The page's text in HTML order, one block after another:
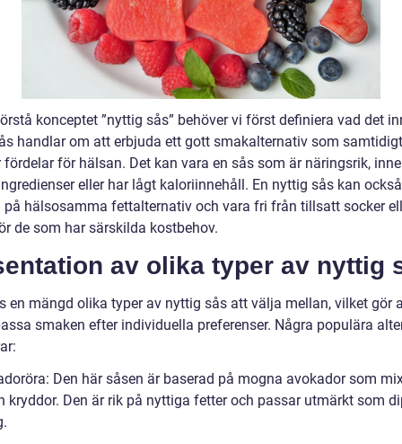
konceptet ”nyttig sås” behöver vi först definiera vad det
handlar om att erbjuda ett gott smakalternativ som samtidigt
fördelar för hälsan. Det kan vara en sås som är näringsrik,
eller har lågt kaloriinnehåll. En nyttig sås kan
på hälsosamma fettalternativ och vara fri från tillsatt socker
de som har särskilda kostbehov.
av olika typer av nyttig
en mängd olika typer av nyttig sås att välja mellan, vilket gör
smaken efter individuella preferenser. Några populära
Den här såsen är baserad på mogna avokador som
kryddor. Den är rik på nyttiga fetter och passar utmärkt som